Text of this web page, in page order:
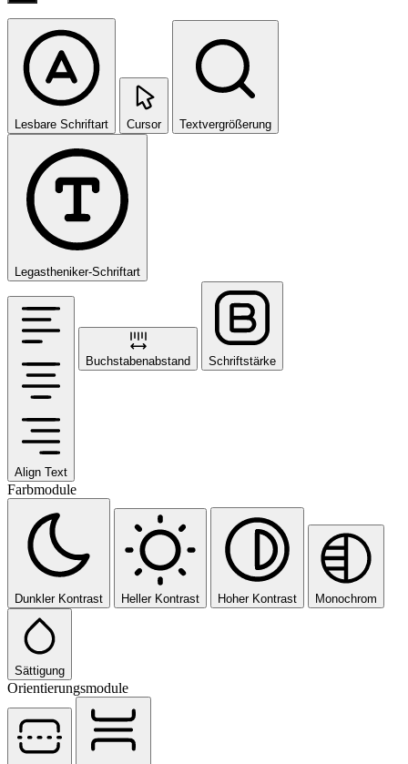
Lesbare Schriftart Cursor Textvergrößerung
Legastheniker-Schriftart
Align Text
Buchstabenabstand Schriftstärke
Farbmodule
Dunkler Kontrast Heller Kontrast Hoher Kontrast Monochrom
Sättigung
Orientierungsmodule